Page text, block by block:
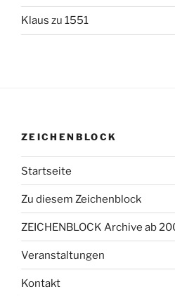
Klaus zu 1551
ZEICHENBLOCK
Startseite
Zu diesem Zeichenblock
ZEICHENBLOCK Archive ab
Veranstaltungen
Kontakt